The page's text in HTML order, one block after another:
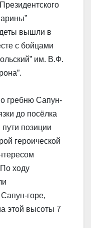
вышли в
с бойцами
им. В.Ф.
гребню Сапун-
до посёлка
позиции
героической
ходу
горе,
этой высоты 7